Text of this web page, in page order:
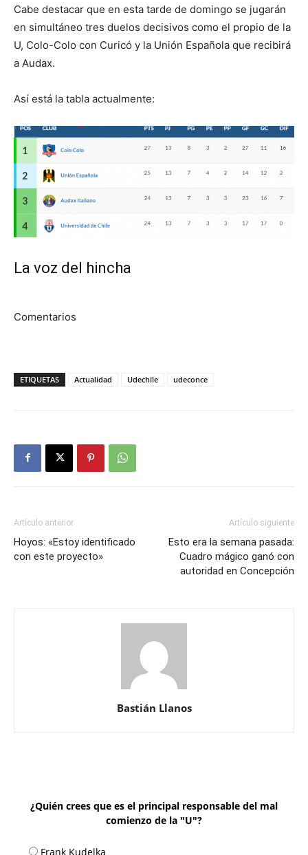
Cabe destacar que en esta tarde de domingo se jugarán
en simultáneo tres duelos decisivos como el propio de la
U, Colo-Colo con Curicó y la Unión Española que recibirá
a Audax.
Así está la tabla actualmente:
La voz del hincha
Comentarios
ETIQUETAS Actualidad Udechile udeconce
Artículo anterior
Hoyos: «Estoy identificado
con este proyecto»
Artículo siguiente
Esto era la semana pasada:
Cuadro mágico ganó con
autoridad en Concepción
Bastián Llanos
¿Quién crees que es el principal responsable del mal
comienzo de la "U"?
Frank Kudelka